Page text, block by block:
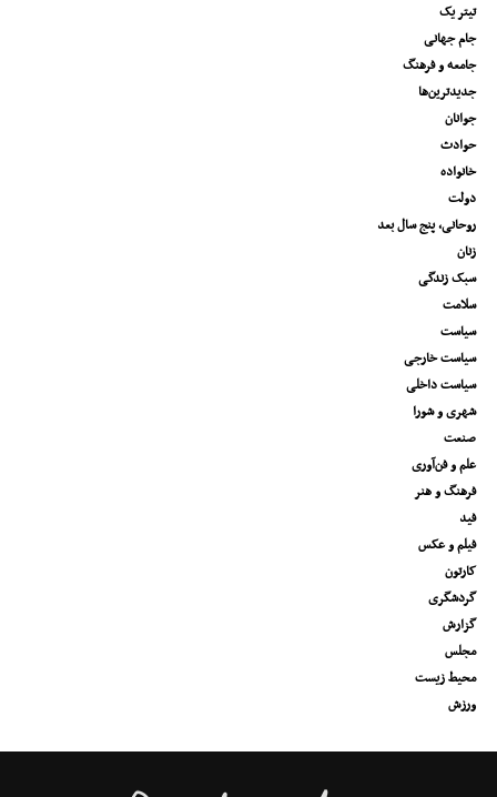
تیتر یک
جام جهانی
جامعه و فرهنگ
جدیدترین‌ها
جوانان
حوادث
خانواده
دولت
روحانی، پنج سال بعد
زنان
سبک زندگی
سلامت
سیاست
سیاست خارجی
سیاست داخلی
شهری و شورا
صنعت
علم و فن‌آوری
فرهنگ و هنر
فید
فیلم و عکس
کارتون
گردشگری
گزارش
مجلس
محیط زیست
ورزش